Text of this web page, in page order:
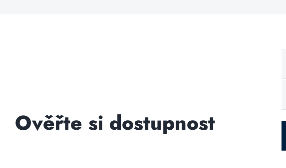
Ověřte si dostupnost